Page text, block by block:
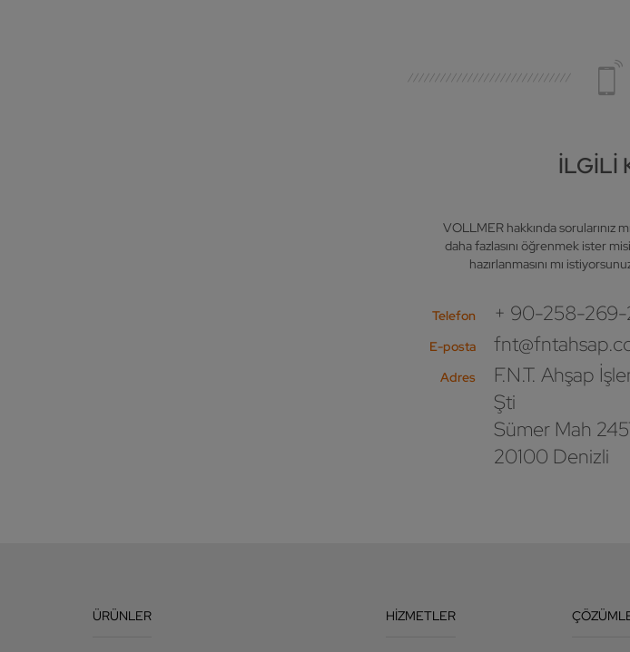
İLGILI
VOLLMER hakkında sorularınız
daha fazlasını öğrenmek ister
hazırlanmasını mı
Telefon + 90-258-269-
E-posta
Adres
F.N.T. Ahşap
Şti
Sümer Mah
20100 Denizli
ÜRÜNLER HIZMETLER